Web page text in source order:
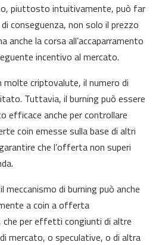
piuttosto intuitivamente, può far
conseguenza, non solo il prezzo
anche la corsa all’accaparramento
incentivo al mercato.
molte criptovalute, il numero di
Tuttavia, il burning può essere
efficace anche per controllare
coin emesse sulla base di altri
che l’offerta non superi
meccanismo di burning può anche
a coin a offerta
per effetti congiunti di altre
mercato, o speculative, o di altra